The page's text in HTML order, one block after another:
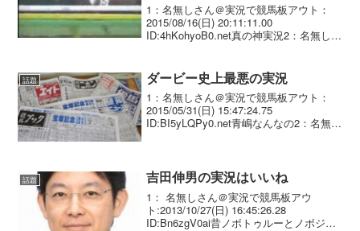
1：名無しさん＠実況で競馬板アウト：
2015/08/16(日) 20:11:11.00
ID:4hKohyoB0.net真の神実況2：名無しさ
話題 ダービー史上最悪の実況
1：名無しさん＠実況で競馬板アウト：
2015/05/31(日) 15:47:24.75
ID:BI5yLQPy0.net青嶋なんなの2：名無し
話題 吉田伸男の実況はいいね
1： 名無しさん＠実況で競馬板アウ
ト:2013/10/27(日) 16:45:26.28
ID:Bn6zgV0ai昔ノボトゥルーとノボジャ